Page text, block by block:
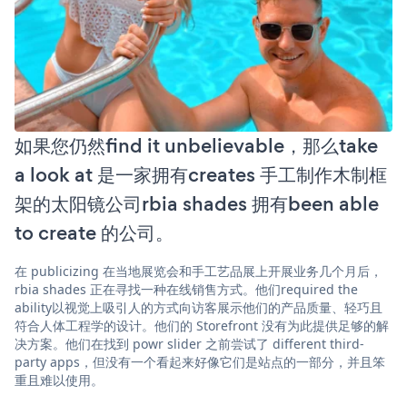
如果您仍然find it unbelievable，那么take
a look at 是一家拥有creates 手工制作木制框
架的太阳镜公司rbia shades 拥有been able
to create 的公司。
在 publicizing 在当地展览会和手工艺品展上开展业务几个月后，
rbia shades 正在寻找一种在线销售方式。他们required the
ability以视觉上吸引人的方式向访客展示他们的产品质量、轻巧且
符合人体工程学的设计。他们的 Storefront 没有为此提供足够的解
决方案。他们在找到 powr slider 之前尝试了 different third-
party apps，但没有一个看起来好像它们是站点的一部分，并且笨
重且难以使用。